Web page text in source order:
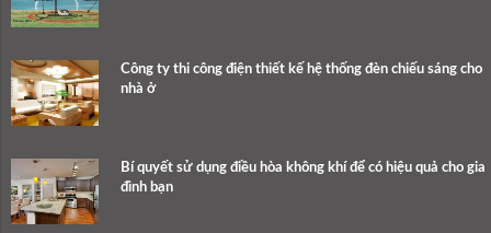
Công ty thi công điện thiết kế hệ thống đèn chiếu sáng cho
nhà ở
Bí quyết sử dụng điều hòa không khí để có hiệu quả cho gia
đình bạn